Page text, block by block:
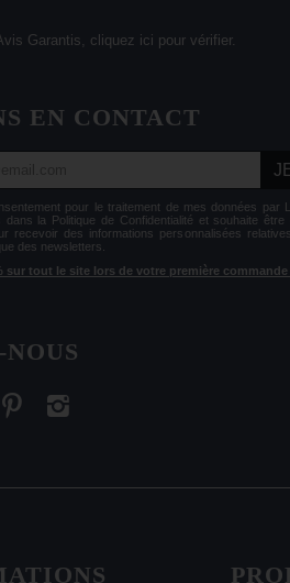
Garantis, cliquez ici pour vérifier.
EN CONTACT
pour le traitement de mes données par
dans la Politique de Confidentialité et souhaite
recevoir des informations personnalisées
des newsletters.
sur tout le site lors de votre première